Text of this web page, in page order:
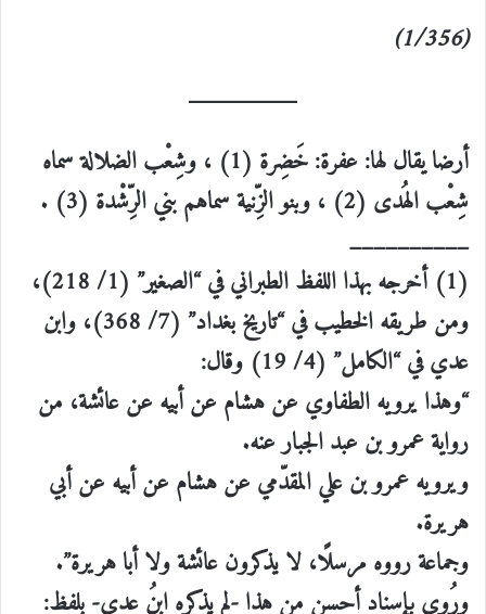
(1/356)
أرضا يقال لها: عفرة: خَضِرة (1) ، وشِعْب الضلالة سماه
شِعْب الهُدى (2) ، وبنو الزِّنية سماهم بني الرِّشْدة (3) .
__________
(1) أخرجه بهذا اللفظ الطبراني في “الصغير” (1/ 218)،
ومن طريقه الخطيب في “تاريخ بغداد” (7/ 368)، وابن
عدي في “الكامل” (4/ 19) وقال:
“وهذا يرويه الطفاوي عن هشام عن أبيه عن عائشة، من
رواية عمرو بن عبد الجبار عنه.
ويرويه عمرو بن علي المقدّمي عن هشام عن أبيه عن أبي
هريرة.
وجماعة رووه مرسلًا، لا يذكرون عائشة ولا أبا هريرة”.
ورُوِي بإسنادٍ أحسن من هذا -لم يذكره ابنُ عدي- بلفظ: